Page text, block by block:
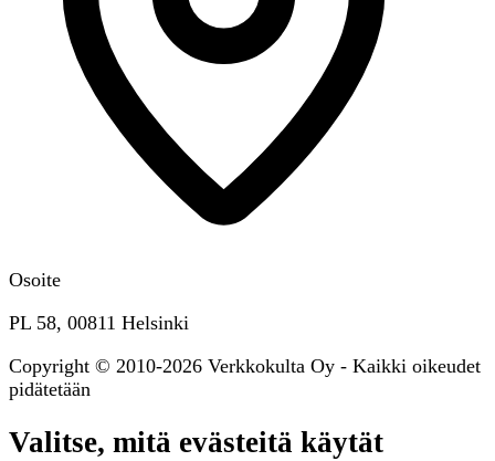
Osoite
PL 58, 00811 Helsinki
Copyright © 2010-2026 Verkkokulta Oy - Kaikki oikeudet
pidätetään
Valitse, mitä evästeitä käytät